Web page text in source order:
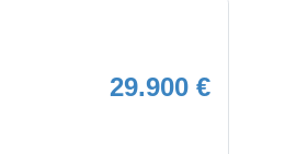
29.900 €